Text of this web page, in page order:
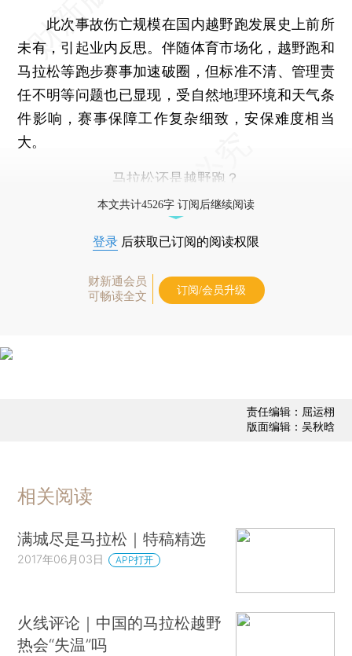
此次事故伤亡规模在国内越野跑发展史上前所
未有，引起业内反思。伴随体育市场化，越野跑和
马拉松等跑步赛事加速破圈，但标准不清、管理责
任不明等问题也已显现，受自然地理环境和天气条
件影响，赛事保障工作复杂细致，安保难度相当
大。
马拉松还是越野跑？
本文共计4526字 订阅后继续阅读
登录 后获取已订阅的阅读权限
财新通会员
可畅读全文
订阅/会员升级
责任编辑：屈运栩
版面编辑：吴秋晗
相关阅读
满城尽是马拉松｜特稿精选
2017年06月03日 APP打开
火线评论｜中国的马拉松越野
热会“失温”吗